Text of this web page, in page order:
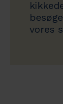
vores